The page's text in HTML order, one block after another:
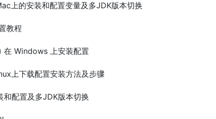
上的安装和配置变量及多JDK版本切换
教程
Windows 上安装配置
上下载配置安装方法及步骤
配置及多JDK版本切换